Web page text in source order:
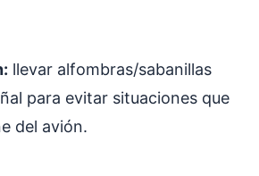
llevar alfombras/sabanillas
para evitar situaciones que
del avión.